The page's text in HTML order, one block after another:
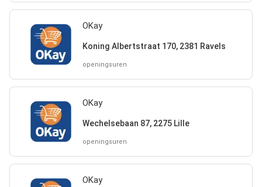
OKay
Koning Albertstraat 170, 2381 Ravels
openingsuren
OKay
Wechelsebaan 87, 2275 Lille
openingsuren
OKay